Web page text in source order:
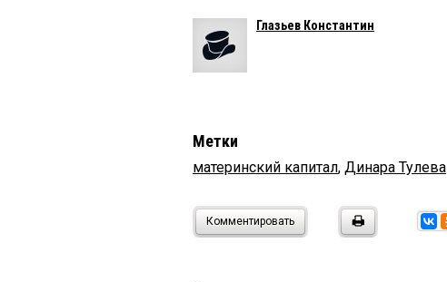
Глазьев Константин
Метки
материнский капитал, Динара Тулева
Комментировать